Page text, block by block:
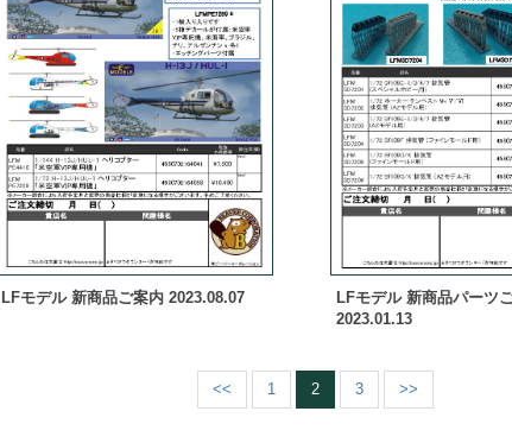
LFモデル 新商品ご案内 2023.08.07
LFモデル 新商品パーツ
2023.01.13
<< 1 2 3 >>